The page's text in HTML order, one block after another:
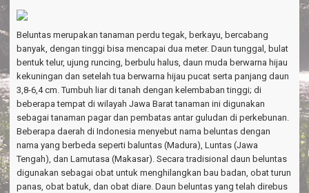
Beluntas merupakan tanaman perdu tegak, berkayu, bercabang
banyak, dengan tinggi bisa mencapai dua meter. Daun tunggal, bulat
bentuk telur, ujung runcing, berbulu halus, daun muda berwarna hijau
kekuningan dan setelah tua berwarna hijau pucat serta panjang daun
3,8-6,4 cm. Tumbuh liar di tanah dengan kelembaban tinggi; di
beberapa tempat di wilayah Jawa Barat tanaman ini digunakan
sebagai tanaman pagar dan pembatas antar guludan di perkebunan.
Beberapa daerah di Indonesia menyebut nama beluntas dengan
nama yang berbeda seperti baluntas (Madura), Luntas (Jawa
Tengah), dan Lamutasa (Makasar). Secara tradisional daun beluntas
digunakan sebagai obat untuk menghilangkan bau badan, obat turun
panas, obat batuk, dan obat diare. Daun beluntas yang telah direbus